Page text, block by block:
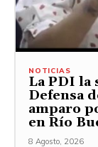
NOTICIAS
La PDI la
Defensa
amparo
en Río
8 Agosto, 2026